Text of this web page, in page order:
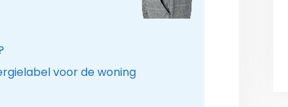
voor de woning